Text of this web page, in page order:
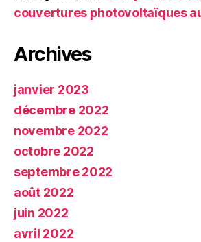
couvertures photovoltaïques
Archives
janvier 2023
décembre 2022
novembre 2022
octobre 2022
septembre 2022
août 2022
juin 2022
avril 2022